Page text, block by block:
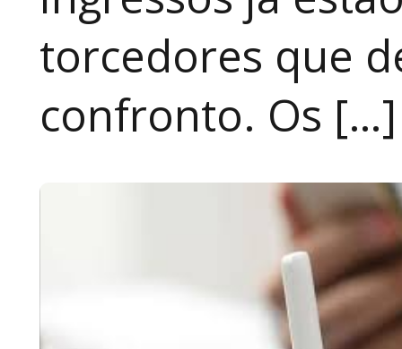
torcedores que
confronto. Os […]